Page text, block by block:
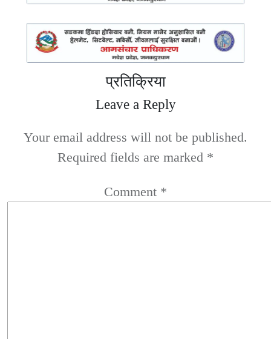
प्रतिक्रिया
Leave a Reply
Your email address will not be published.
Required fields are marked *
Comment *